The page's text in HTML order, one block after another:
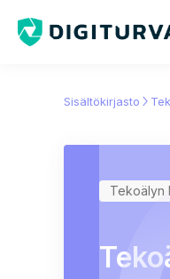
Sisältökirjasto
Tekoälyn